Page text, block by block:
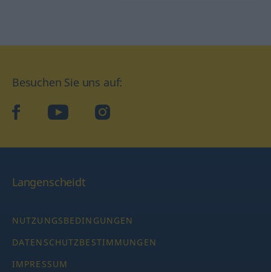
Besuchen Sie uns auf:
facebookYouTube Instagram
Langenscheidt
NUTZUNGSBEDINGUNGEN
DATENSCHUTZBESTIMMUNGEN
IMPRESSUM